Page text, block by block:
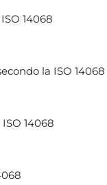
14068
la ISO 14068
14068